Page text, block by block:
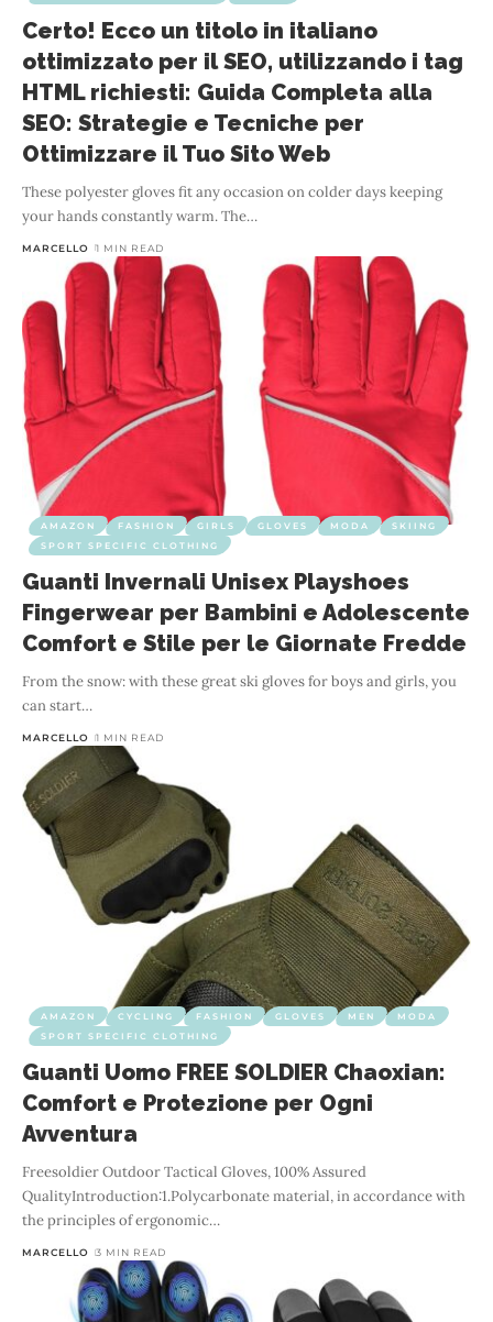
Certo! Ecco un titolo in italiano
ottimizzato per il SEO, utilizzando i tag
HTML richiesti: Guida Completa alla
SEO: Strategie e Tecniche per
Ottimizzare il Tuo Sito Web
These polyester gloves fit any occasion on colder days keeping
your hands constantly warm. The…
MARCELLO 1 MIN READ
AMAZON FASHION GIRLS GLOVES MODA
SKIING
SPORT SPECIFIC CLOTHING
Guanti Invernali Unisex Playshoes
Fingerwear per Bambini e Adolescente
Comfort e Stile per le Giornate Fredde
From the snow: with these great ski gloves for boys and girls, you
can start…
MARCELLO 1 MIN READ
AMAZON CYCLING FASHION GLOVES MEN
MODA
SPORT SPECIFIC CLOTHING
Guanti Uomo FREE SOLDIER Chaoxian:
Comfort e Protezione per Ogni
Avventura
Freesoldier Outdoor Tactical Gloves, 100% Assured
QualityIntroduction:1.Polycarbonate material, in accordance with
the principles of ergonomic…
MARCELLO 3 MIN READ